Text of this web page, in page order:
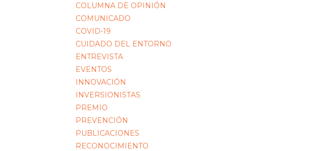
COLUMNA DE OPINIÓN
COMUNICADO
COVID-19
CUIDADO DEL ENTORNO
ENTREVISTA
EVENTOS
INNOVACIÓN
INVERSIONISTAS
PREMIO
PREVENCIÓN
PUBLICACIONES
RECONOCIMIENTO